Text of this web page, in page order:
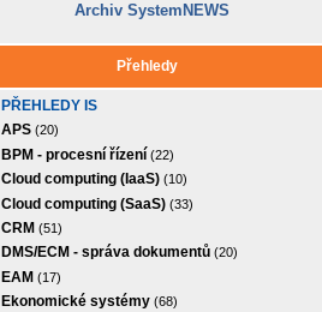
Archiv SystemNEWS
Přehledy
PŘEHLEDY IS
APS(20)
BPM - procesní řízení(22)
Cloud computing (IaaS)(10)
Cloud computing (SaaS)(33)
CRM (51)
DMS/ECM - správa dokumentů(20)
EAM (17)
Ekonomické systémy(68)